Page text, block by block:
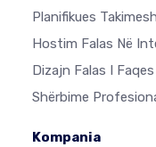
Planifikues
Hostim Falas Në
Dizajn Falas I
Shërbime
Kompania